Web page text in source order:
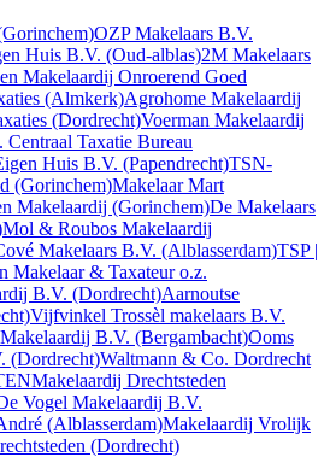
OZP Makelaars B.V.
Huis B.V. (Oud-alblas)2M Makelaars
Makelaardij Onroerend Goed
(Almkerk)Agrohome Makelaardij
(Dordrecht)Voerman Makelaardij
Centraal Taxatie Bureau
Huis B.V. (Papendrecht)TSN-
(Gorinchem)Makelaar Mart
Makelaardij (Gorinchem)De Makelaars
Mol & Roubos Makelaardij
Makelaars B.V. (Alblasserdam)TSP |
Makelaar & Taxateur o.z.
B.V. (Dordrecht)Aarnoutse
Vijfvinkel Trossèl makelaars B.V.
B.V. (Bergambacht)Ooms
(Dordrecht)Waltmann & Co. Dordrecht
Drechtsteden
Vogel Makelaardij B.V.
(Alblasserdam)Makelaardij Vrolijk
(Dordrecht)